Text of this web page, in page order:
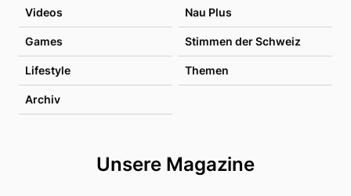
Videos Nau Plus
Games Stimmen der Schweiz
Lifestyle Themen
Archiv
Unsere Magazine